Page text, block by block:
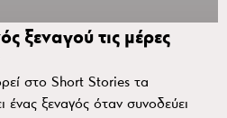
ξεναγού τις μέρες
στο Short Stories τα
ένας ξεναγός όταν συνοδεύει